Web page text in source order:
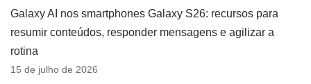
Galaxy AI nos smartphones Galaxy S26: recursos para
resumir conteúdos, responder mensagens e agilizar a
rotina
15 de julho de 2026